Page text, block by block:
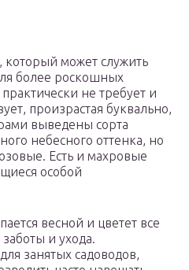
который может служить
более роскошных
не требует и
произрастая буквально,
выведены сорта
небесного оттенка, но
Есть и махровые
особой
весной и цветет все
и ухода.
занятых садоводов,